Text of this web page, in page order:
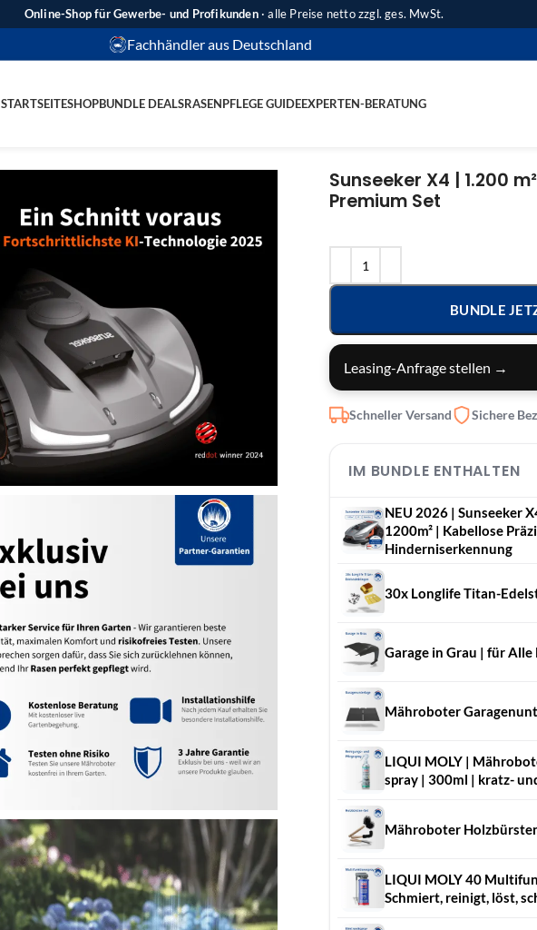
Online-Shop für Gewerbe- und Profikunden· alle Preise netto zzgl. ges. MwSt.
Fachhändler aus Deutschland
STARTSEITESHOPBUNDLE DEALSRASENPFLEGE GUIDEEXPERTEN-BERATUNG
Sunseeker X4 | 1.200
Premium Set
BUNDLE
Leasing-Anfrage stellen →
Schneller Versand Sichere
IM BUNDLE ENTHALTEN
NEU 2026 | Sunseeker
1200m² | Kabellose
Hinderniserkennung
30x Longlife Titan-
Garage in Grau | für
Mähroboter
LIQUI MOLY |
spray | 300ml | kratz-
Mähroboter
LIQUI MOLY 40
Schmiert, reinigt, löst,